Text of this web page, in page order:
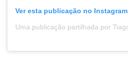
Ver esta publicação no Instagram